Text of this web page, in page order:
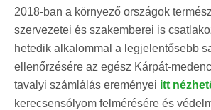
2018-ban a környező országok
szervezetei és szakemberei is
hetedik alkalommal a legjelentősebb
ellenőrzésére az egész Kárpát-
tavalyi számlálás ereményei itt
kerecsensólyom felmérésére és